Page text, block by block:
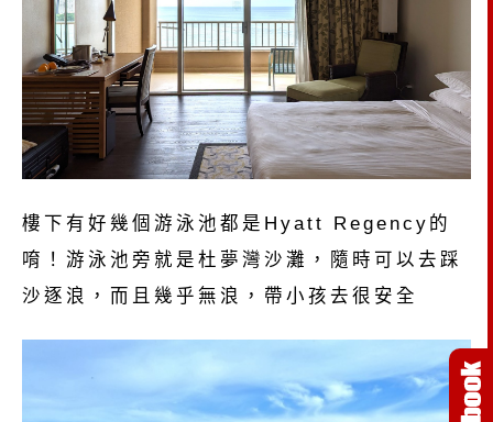
樓下有好幾個游泳池都是Hyatt Regency的
唷！游泳池旁就是杜夢灣沙灘，隨時可以去踩
沙逐浪，而且幾乎無浪，帶小孩去很安全